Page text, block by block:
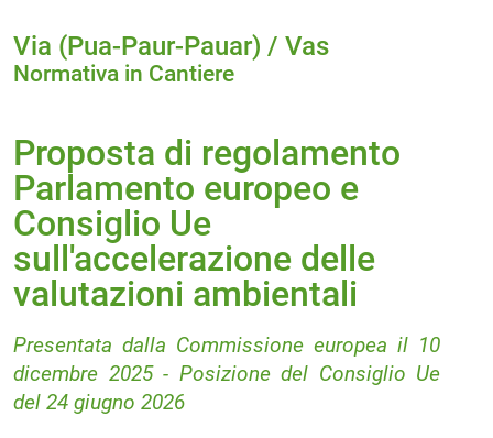
Via (Pua-Paur-Pauar) / Vas
Normativa in Cantiere
Proposta di regolamento
Parlamento europeo e
Consiglio Ue
sull'accelerazione delle
valutazioni ambientali
Presentata dalla Commissione europea il 10
dicembre 2025 - Posizione del Consiglio Ue
del 24 giugno 2026